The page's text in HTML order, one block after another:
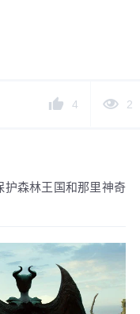
4 2
护森林王国和那里神奇